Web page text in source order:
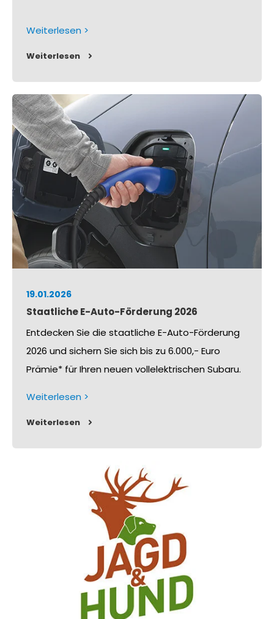
Weiterlesen >
Weiterlesen
19.01.2026
Staatliche E-Auto-Förderung 2026
Entdecken Sie die staatliche E-Auto-Förderung
2026 und sichern Sie sich bis zu 6.000,- Euro
Prämie* für Ihren neuen vollelektrischen Subaru.
Weiterlesen >
Weiterlesen